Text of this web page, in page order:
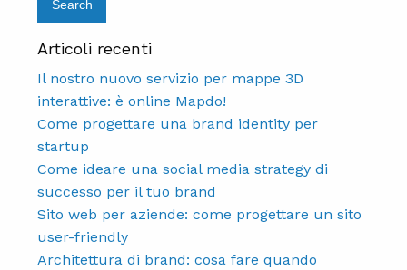
Articoli recenti
Il nostro nuovo servizio per mappe 3D
interattive: è online Mapdo!
Come progettare una brand identity per
startup
Come ideare una social media strategy di
successo per il tuo brand
Sito web per aziende: come progettare un sito
user-friendly
Architettura di brand: cosa fare quando